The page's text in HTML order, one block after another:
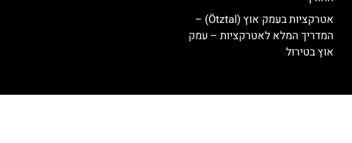
אטרקציות בעמק אוץ (Ötztal) –
המדריך המלא לאטרקציות – עמק
אוץ בטירול